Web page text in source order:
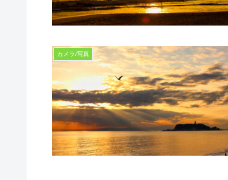
カメラ/写真